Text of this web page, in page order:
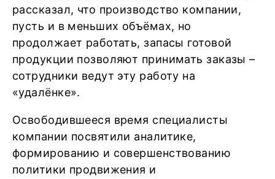
рассказал, что производство компании,
пусть и в меньших объёмах, но
продолжает работать, запасы готовой
продукции позволяют принимать заказы –
сотрудники ведут эту работу на
«удалёнке».
Освободившееся время специалисты
компании посвятили аналитике,
формированию и совершенствованию
политики продвижения и